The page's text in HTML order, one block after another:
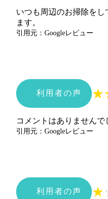
いつも周辺のお掃除を
ます。
引用元：Googleレビュー
利用者の声 ★
コメントはありませんで
引用元：Googleレビュー
利用者の声 ★